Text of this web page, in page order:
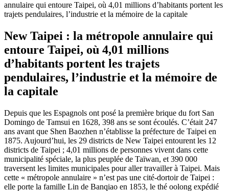
annulaire qui entoure Taipei, où 4,01 millions d’habitants portent les
trajets pendulaires, l’industrie et la mémoire de la capitale
New Taipei : la métropole annulaire qui
entoure Taipei, où 4,01 millions
d’habitants portent les trajets
pendulaires, l’industrie et la mémoire de
la capitale
Depuis que les Espagnols ont posé la première brique du fort San
Domingo de Tamsui en 1628, 398 ans se sont écoulés. C’était 247
ans avant que Shen Baozhen n’établisse la préfecture de Taipei en
1875. Aujourd’hui, les 29 districts de New Taipei entourent les 12
districts de Taipei ; 4,01 millions de personnes vivent dans cette
municipalité spéciale, la plus peuplée de Taïwan, et 390 000
traversent les limites municipales pour aller travailler à Taipei. Mais
cette « métropole annulaire » n’est pas une cité-dortoir de Taipei :
elle porte la famille Lin de Banqiao en 1853, le thé oolong expédié